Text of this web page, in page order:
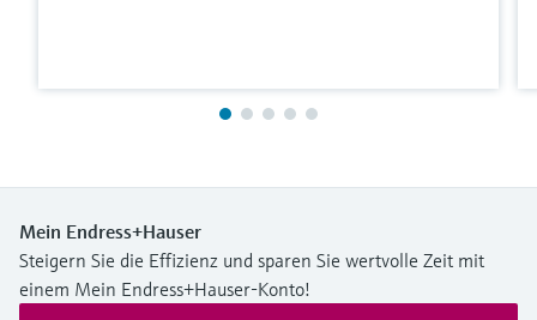
Mein Endress+Hauser
Steigern Sie die Effizienz und sparen Sie wertvolle Zeit mit
einem Mein Endress+Hauser-Konto!